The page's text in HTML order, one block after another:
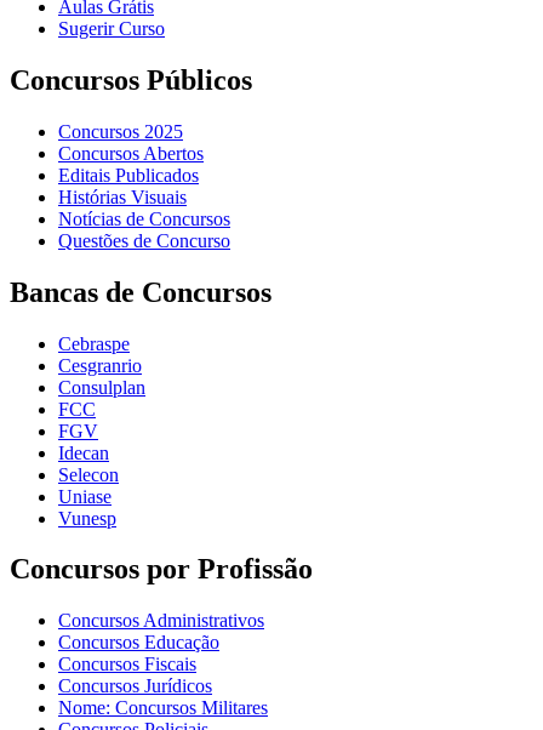
Aulas Grátis
Sugerir Curso
Concursos Públicos
Concursos 2025
Concursos Abertos
Editais Publicados
Histórias Visuais
Notícias de Concursos
Questões de Concurso
Bancas de Concursos
Cebraspe
Cesgranrio
Consulplan
FCC
FGV
Idecan
Selecon
Uniase
Vunesp
Concursos por Profissão
Concursos Administrativos
Concursos Educação
Concursos Fiscais
Concursos Jurídicos
Nome: Concursos Militares